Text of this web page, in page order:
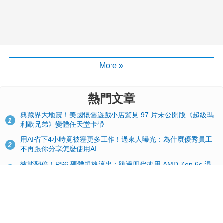
More »
熱門文章
1
典藏界大地震！美國懷舊遊戲小店驚見 97 片未公開版《超級瑪
利歐兄弟》變體任天堂卡帶
2
用AI省下4小時竟被塞更多工作！過來人曝光：為什麼優秀員工
不再跟你分享怎麼使用AI
效能翻倍！PS6 硬體規格流出：跳過四代改用 AMD Zen 6c 混